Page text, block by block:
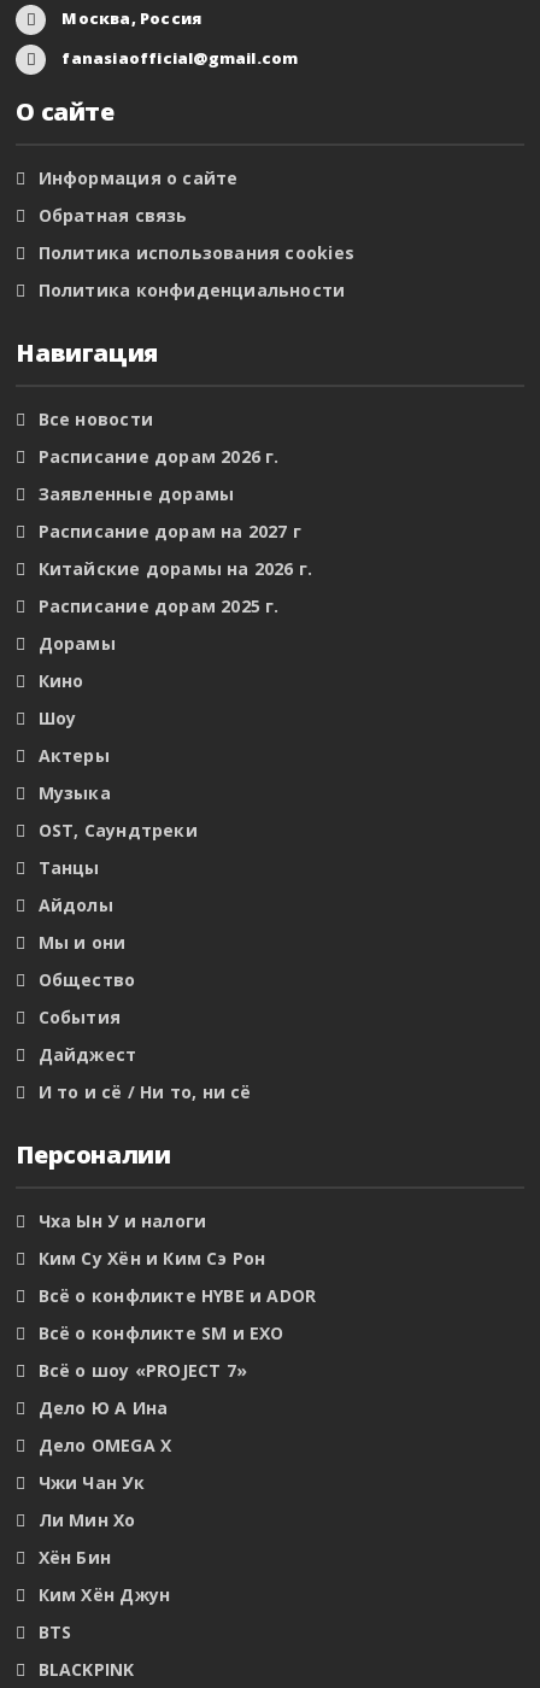
Москва, Россия
fanasiaofficial@gmail.com
О сайте
Информация о сайте
Обратная связь
Политика использования cookies
Политика конфиденциальности
Навигация
Все новости
Расписание дорам 2026 г.
Заявленные дорамы
Расписание дорам на 2027 г
Китайские дорамы на 2026 г.
Расписание дорам 2025 г.
Дорамы
Кино
Шоу
Актеры
Музыка
OST, Саундтреки
Танцы
Айдолы
Мы и они
Общество
События
Дайджест
И то и сё / Ни то, ни сё
Персоналии
Чха Ын У и налоги
Ким Су Хён и Ким Сэ Рон
Всё о конфликте HYBE и ADOR
Всё о конфликте SM и EXO
Всё о шоу «PROJECT 7»
Дело Ю А Ина
Дело OMEGA X
Чжи Чан Ук
Ли Мин Хо
Хён Бин
Ким Хён Джун
BTS
BLACKPINK